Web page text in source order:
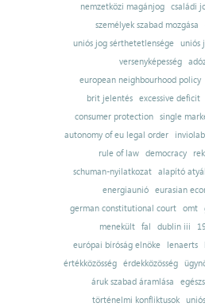
nemzetközi magánjog
családi
személyek szabad mozgása
uniós jog sérthetetlensége uniós
versenyképesség
european neighbourhood policy
brit jelentés excessive deficit
consumer protection
single
autonomy of eu legal order
rule of law
democracy
schuman-nyilatkozat alapító
energiaunió eurasian
german constitutional court
omt
menekült
fal dublin iii
európai bíróság elnöke
lenaerts
értékközösség
érdekközösség
áruk szabad áramlása
történelmi konfliktusok